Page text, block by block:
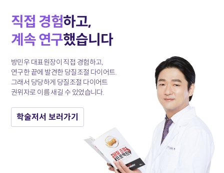
직접 경험하고,
계속 연구했습니다
방민우 대표원장이 직접 경험하고,
연구한 끝에 발견한 당질조절 다이어트.
그래서 당당하게 당질조절 다이어트
권위자로 이름 새길 수 있었습니다.
학술저서 보러가기